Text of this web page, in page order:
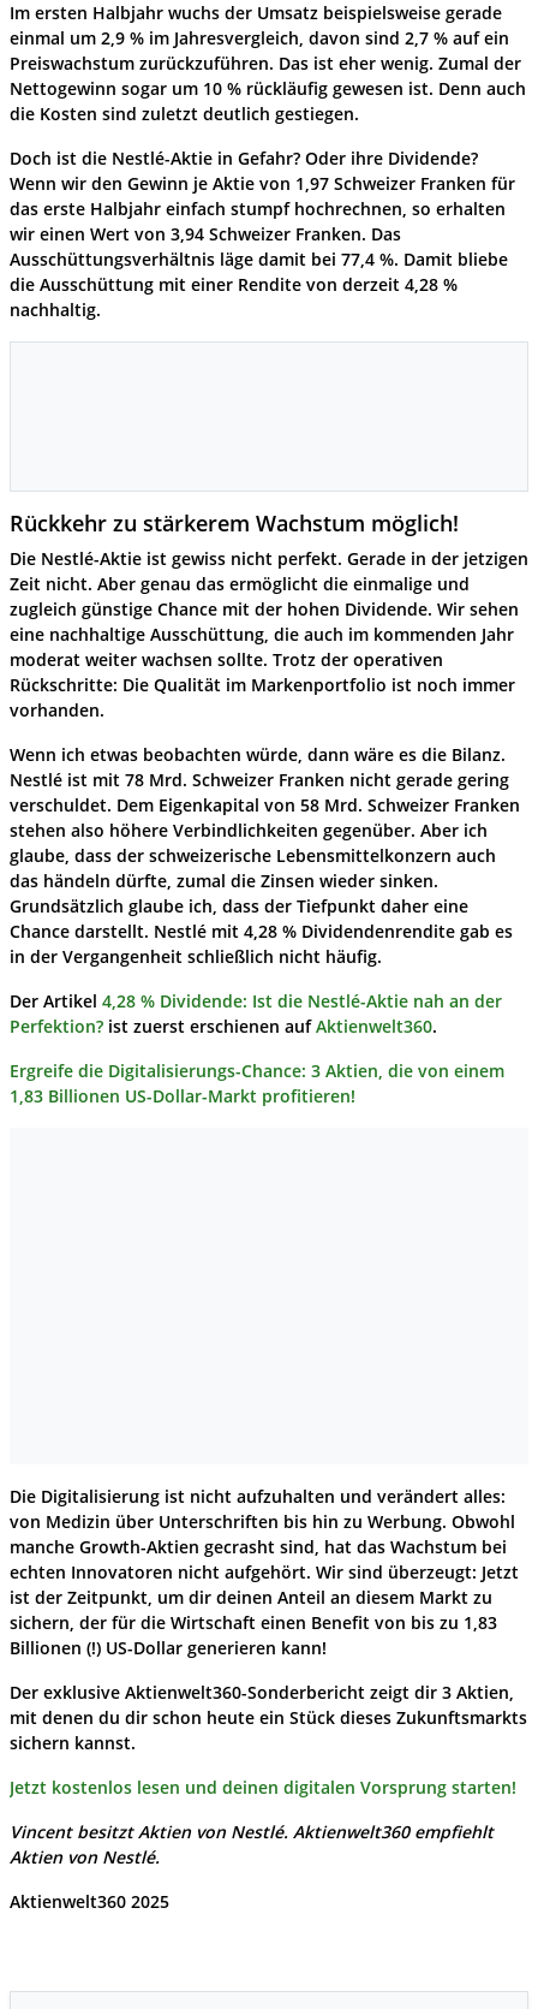
Im ersten Halbjahr wuchs der Umsatz beispielsweise gerade
einmal um 2,9 % im Jahresvergleich, davon sind 2,7 % auf ein
Preiswachstum zurückzuführen. Das ist eher wenig. Zumal der
Nettogewinn sogar um 10 % rückläufig gewesen ist. Denn auch
die Kosten sind zuletzt deutlich gestiegen.
Doch ist die Nestlé-Aktie in Gefahr? Oder ihre Dividende?
Wenn wir den Gewinn je Aktie von 1,97 Schweizer Franken für
das erste Halbjahr einfach stumpf hochrechnen, so erhalten
wir einen Wert von 3,94 Schweizer Franken. Das
Ausschüttungsverhältnis läge damit bei 77,4 %. Damit bliebe
die Ausschüttung mit einer Rendite von derzeit 4,28 %
nachhaltig.
Rückkehr zu stärkerem Wachstum möglich!
Die Nestlé-Aktie ist gewiss nicht perfekt. Gerade in der jetzigen
Zeit nicht. Aber genau das ermöglicht die einmalige und
zugleich günstige Chance mit der hohen Dividende. Wir sehen
eine nachhaltige Ausschüttung, die auch im kommenden Jahr
moderat weiter wachsen sollte. Trotz der operativen
Rückschritte: Die Qualität im Markenportfolio ist noch immer
vorhanden.
Wenn ich etwas beobachten würde, dann wäre es die Bilanz.
Nestlé ist mit 78 Mrd. Schweizer Franken nicht gerade gering
verschuldet. Dem Eigenkapital von 58 Mrd. Schweizer Franken
stehen also höhere Verbindlichkeiten gegenüber. Aber ich
glaube, dass der schweizerische Lebensmittelkonzern auch
das händeln dürfte, zumal die Zinsen wieder sinken.
Grundsätzlich glaube ich, dass der Tiefpunkt daher eine
Chance darstellt. Nestlé mit 4,28 % Dividendenrendite gab es
in der Vergangenheit schließlich nicht häufig.
Der Artikel 4,28 % Dividende: Ist die Nestlé-Aktie nah an der
Perfektion? ist zuerst erschienen aufAktienwelt360.
Ergreife die Digitalisierungs-Chance: 3 Aktien, die von einem
1,83 Billionen US-Dollar-Markt profitieren!
Die Digitalisierung ist nicht aufzuhalten und verändert alles:
von Medizin über Unterschriften bis hin zu Werbung. Obwohl
manche Growth-Aktien gecrasht sind, hat das Wachstum bei
echten Innovatoren nicht aufgehört. Wir sind überzeugt: Jetzt
ist der Zeitpunkt, um dir deinen Anteil an diesem Markt zu
sichern, der für die Wirtschaft einen Benefit von bis zu 1,83
Billionen (!) US-Dollar generieren kann!
Der exklusive Aktienwelt360-Sonderbericht zeigt dir 3 Aktien,
mit denen du dir schon heute ein Stück dieses Zukunftsmarkts
sichern kannst.
Jetzt kostenlos lesen und deinen digitalen Vorsprung starten!
Vincent besitzt Aktien von Nestlé. Aktienwelt360 empfiehlt
Aktien von Nestlé.
Aktienwelt360 2025